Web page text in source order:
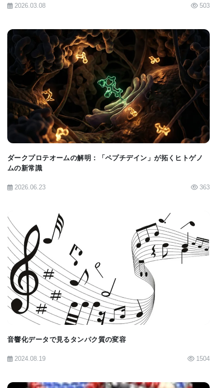
2026.03.08 503
BIOMARKET JP
ダークプロテオームの解明：「ペプチデイン」が拓くヒトゲノ
ムの新常識
2026.06.23 363
BIOMARKET JP
音響化データで見るタンパク質の変容
2024.08.19 1504